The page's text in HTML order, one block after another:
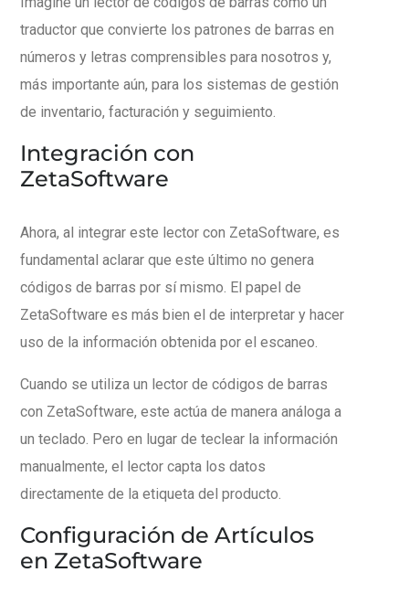
traductor que convierte los patrones de barras en
números y letras comprensibles para nosotros y,
más importante aún, para los sistemas de gestión
de inventario, facturación y seguimiento.
Integración con
ZetaSoftware
Ahora, al integrar este lector con ZetaSoftware, es
fundamental aclarar que este último no genera
códigos de barras por sí mismo. El papel de
ZetaSoftware es más bien el de interpretar y hacer
uso de la información obtenida por el escaneo.
Cuando se utiliza un lector de códigos de barras
con ZetaSoftware, este actúa de manera análoga a
un teclado. Pero en lugar de teclear la información
manualmente, el lector capta los datos
directamente de la etiqueta del producto.
Configuración de Artículos
en ZetaSoftware